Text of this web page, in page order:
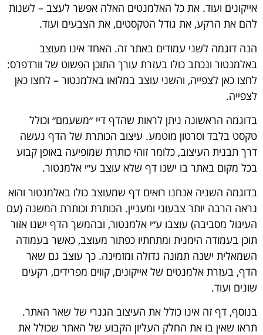
אייקונים ועוד. את כל האלמנטים האלה אפשר לעצב – לשנות
להם את הרקע, את גודל הטקסטים, את הצבעים ועוד.
הנה דוגמה לשני עמודים באתר זה. האחד אינו מעוצב
באלמנטור ונכתב כולו בעזרת עורך התוכן הפשוט של וורדפרס:
לחצו כאן לצפייה, והשני עוצב במלואו באלמנטור – לחצו כאן
לצפייה.
בדוגמה הראשונה ניתן לראות שהדף דיי ״משעמם״ וכולל
טקסט בלבד וסרטון מוטמע. עיצוב הכותרת של הדף נעשה
דרך תבנית העיצוב, כלומר זוהי כותרת שמופיעה באופן קבוע
בכל מקום באתר בו ישנו דף שלא עוצב ע״י אלמנטור.
בדוגמה השניה אנחנו רואים דף שמעוצב כולו באלמנטור והוא
נראה הרבה יותר צבעוני ומעניין. הכותרת וכותרת המשנה (עם
העיגול מסביבה) עוצבו ע״י אלמנטור, ובהמשך הדף ישנו אזור
תוכן בעמודה הימנית ומתחתיו כפתור מעוצב, כאשר בעמודה
השמאלית ישנה תמונה גדולה ומזמינה. כך עוצב גם שאר
הדף, בעזרת אלמנטים של אייקונים, קווים מפרידים, רקעים
שונים ועוד.
בנוסף, דף זה אינו כולל את העיצוב הגנרי של שאר האתר.
תראו שאין בו את החלק העליון הקבוע של האתר שכולל את